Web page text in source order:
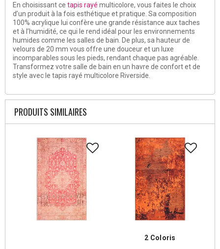
En choisissant ce tapis rayé multicolore, vous faites le choix
d’un produit à la fois esthétique et pratique. Sa composition
100% acrylique lui confère une grande résistance aux taches
et à l’humidité, ce qui le rend idéal pour les environnements
humides comme les salles de bain. De plus, sa hauteur de
velours de 20 mm vous offre une douceur et un luxe
incomparables sous les pieds, rendant chaque pas agréable.
Transformez votre salle de bain en un havre de confort et de
style avec le tapis rayé multicolore Riverside.
PRODUITS SIMILAIRES
2 Coloris